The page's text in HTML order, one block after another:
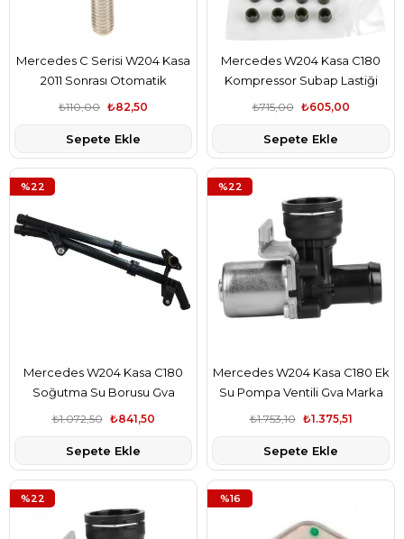
Mercedes C Serisi W204 Kasa
2011 Sonrası Otomatik
Şanzıman Karter Cıvatası
₺82,50
₺110,00
Sepete Ekle
Mercedes W204 Kasa C180
Kompressor Subap Lastiği
Takım Elring Marka 642533
₺605,00
₺715,00
Sepete Ekle
Mercedes W204 Kasa C180
Soğutma Su Borusu Gva
Marka A2712002452
₺841,50
₺1.072,50
Sepete Ekle
%22
Mercedes W204 Kasa C180 Ek
Su Pompa Ventili Gva Marka
A2712030164
₺1.375,51
₺1.753,10
Sepete Ekle
%22
%22 %16